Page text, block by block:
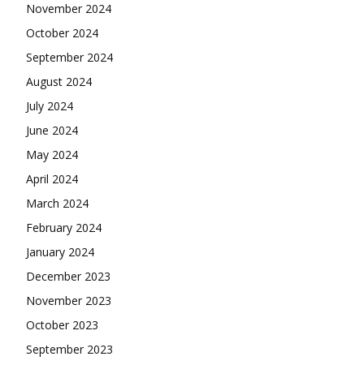
November 2024
October 2024
September 2024
August 2024
July 2024
June 2024
May 2024
April 2024
March 2024
February 2024
January 2024
December 2023
November 2023
October 2023
September 2023